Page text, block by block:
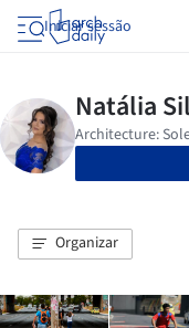
Iniciar sessão
Organizar